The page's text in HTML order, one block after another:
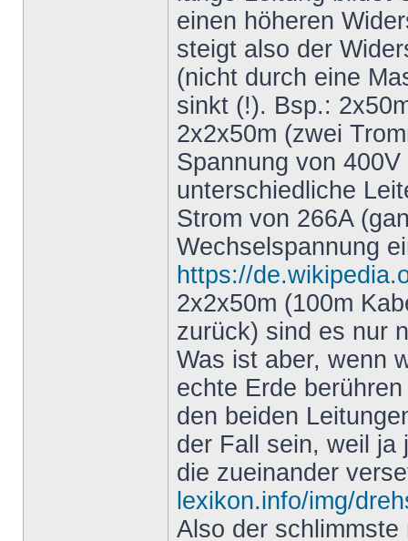
einen höheren
steigt also der
(nicht durch eine
sinkt (!). Bsp.:
2x2x50m (zwei
Spannung von
unterschiedliche
Strom von 266A
Wechselspannung
https://
2x2x50m (100m
zurück) sind es nur
Was ist aber, wenn
echte Erde
den beiden
der Fall sein, weil ja
die zueinander
lexikon.info/img/
Also der